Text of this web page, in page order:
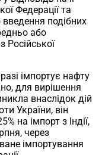
Федерації та
подібних
або
Російської
імпортує нафту
для вирішення
внаслідок дій
України, він
на імпорт з Індії,
через
імпортування